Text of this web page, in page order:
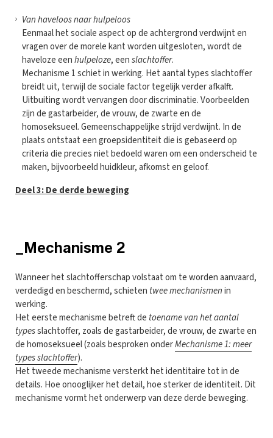
Van haveloos naar hulpeloos
Eenmaal het sociale aspect op de achtergrond verdwijnt en
vragen over de morele kant worden uitgesloten, wordt de
haveloze eenhulpeloze, eenslachtoffer.
Mechanisme 1 schiet in werking. Het aantal types slachtoffer
breidt uit, terwijl de sociale factor tegelijk verder afkalft.
Uitbuiting wordt vervangen door discriminatie. Voorbeelden
zijn de gastarbeider, de vrouw, de zwarte en de
homoseksueel. Gemeenschappelijke strijd verdwijnt. In de
plaats ontstaat een groepsidentiteit die is gebaseerd op
criteria die precies niet bedoeld waren om een onderscheid te
maken, bijvoorbeeld huidkleur, afkomst en geloof.
Deel 3: De derde beweging
_Mechanisme 2
Wanneer het slachtofferschap volstaat om te worden aanvaard,
verdedigd en beschermd, schieten twee mechanismenin
werking.
Het eerste mechanisme betreft de toename van het aantal
typesslachtoffer, zoals de gastarbeider, de vrouw, de zwarte en
de homoseksueel (zoals besproken onderMechanisme 1: meer
types slachtoffer).
Het tweede mechanisme versterkt het identitaire tot in de
details. Hoe onooglijker het detail, hoe sterker de identiteit. Dit
mechanisme vormt het onderwerp van deze derde beweging.